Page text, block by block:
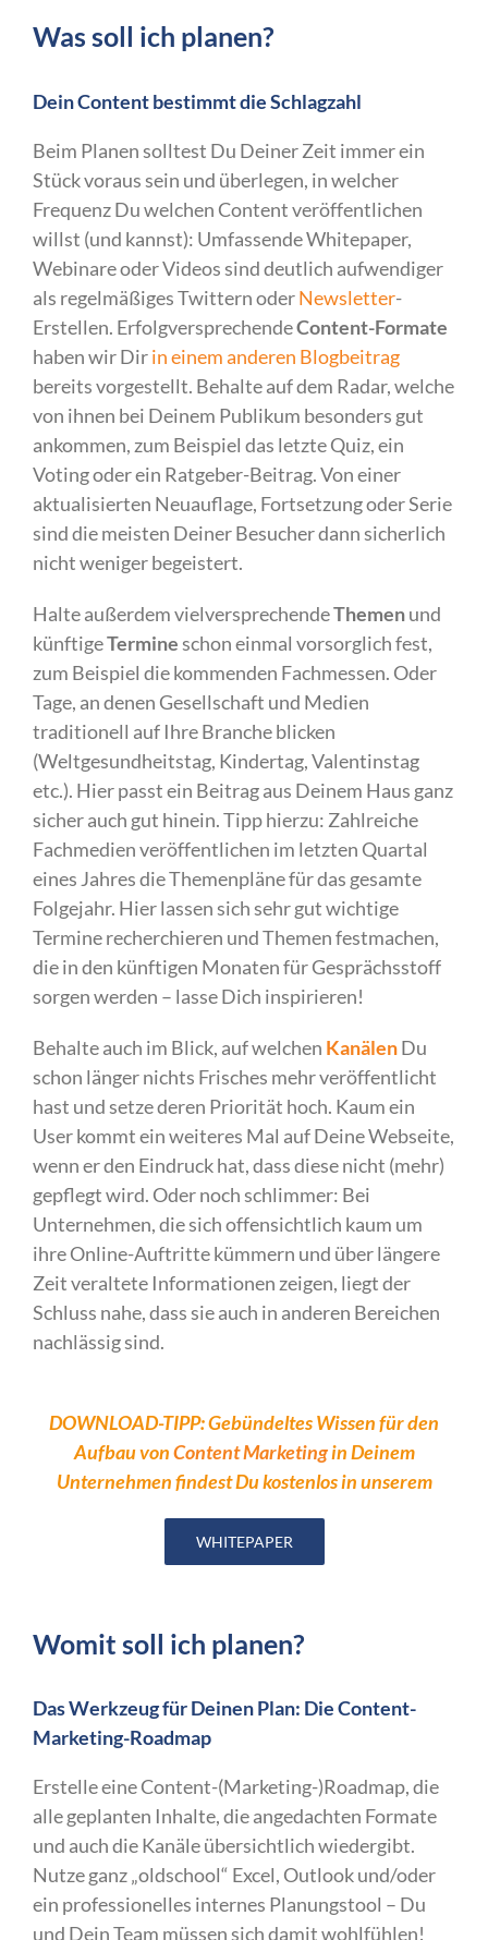
Was soll ich planen?
Dein Content bestimmt die Schlagzahl
Beim Planen solltest Du Deiner Zeit immer ein
Stück voraus sein und überlegen, in welcher
Frequenz Du welchen Content veröffentlichen
willst (und kannst): Umfassende Whitepaper,
Webinare oder Videos sind deutlich aufwendiger
als regelmäßiges Twittern oderNewsletter-
Erstellen. ErfolgversprechendeContent-Formate
haben wir Dirin einem anderen Blogbeitrag
bereits vorgestellt. Behalte auf dem Radar, welche
von ihnen bei Deinem Publikum besonders gut
ankommen, zum Beispiel das letzte Quiz, ein
Voting oder ein Ratgeber-Beitrag. Von einer
aktualisierten Neuauflage, Fortsetzung oder Serie
sind die meisten Deiner Besucher dann sicherlich
nicht weniger begeistert.
Halte außerdem vielversprechendeThemenund
künftigeTermineschon einmal vorsorglich fest,
zum Beispiel die kommenden Fachmessen. Oder
Tage, an denen Gesellschaft und Medien
traditionell auf Ihre Branche blicken
(Weltgesundheitstag, Kindertag, Valentinstag
etc.). Hier passt ein Beitrag aus Deinem Haus ganz
sicher auch gut hinein. Tipp hierzu: Zahlreiche
Fachmedien veröffentlichen im letzten Quartal
eines Jahres die Themenpläne für das gesamte
Folgejahr. Hier lassen sich sehr gut wichtige
Termine recherchieren und Themen festmachen,
die in den künftigen Monaten für Gesprächsstoff
sorgen werden – lasse Dich inspirieren!
Behalte auch im Blick, auf welchen KanälenDu
schon länger nichts Frisches mehr veröffentlicht
hast und setze deren Priorität hoch. Kaum ein
User kommt ein weiteres Mal auf Deine Webseite,
wenn er den Eindruck hat, dass diese nicht (mehr)
gepflegt wird. Oder noch schlimmer: Bei
Unternehmen, die sich offensichtlich kaum um
ihre Online-Auftritte kümmern und über längere
Zeit veraltete Informationen zeigen, liegt der
Schluss nahe, dass sie auch in anderen Bereichen
nachlässig sind.
DOWNLOAD-TIPP: Gebündeltes Wissen für den
Aufbau vonContent Marketingin Deinem
Unternehmen findest Du kostenlos in unserem
WHITEPAPER
Womit soll ich planen?
Das Werkzeug für Deinen Plan: Die Content-
Marketing-Roadmap
Erstelle eine Content-(Marketing-)Roadmap, die
alle geplanten Inhalte, die angedachten Formate
und auch die Kanäle übersichtlich wiedergibt.
Nutze ganz „oldschool“ Excel, Outlook und/oder
ein professionelles internes Planungstool – Du
und Dein Team müssen sich damit wohlfühlen!